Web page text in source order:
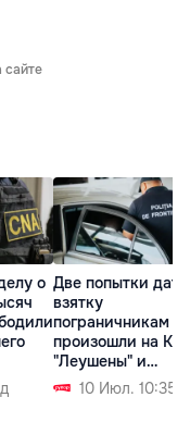
сайте
о Две попытки дать
взятку
пограничникам
произошли на
"Леушены" и
"Паланка"
10 Июл. 10:35